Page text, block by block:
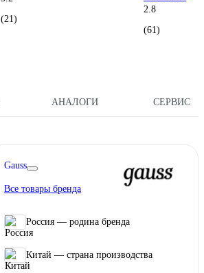
(21)
2.8
(61)
АНАЛОГИ СЕРВИС
Gauss
Все товары бренда
Россия — родина бренда
Китай — страна производства